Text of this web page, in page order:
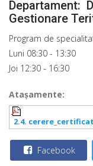
Departament:
Gestionare
Program de
Luni 08:30 - 13:30
Joi 12:30 - 16:30
Ataşamente:
2.4.
Facebook